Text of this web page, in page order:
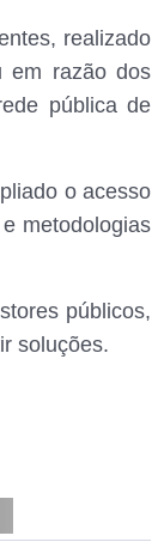
realizado
em razão dos
pública de
o acesso
metodologias
públicos,
soluções.